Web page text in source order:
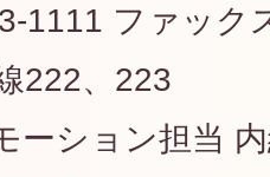
1111 ファック
222、223
ーション担当